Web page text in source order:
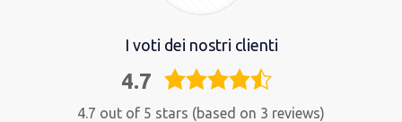
I voti dei nostri clienti
4.7
4,7
4.7 out of 5 stars (based on 3 reviews)